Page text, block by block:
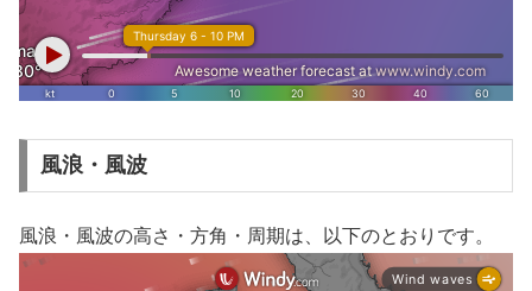
風浪・風波
風浪・風波の高さ・方角・周期は、以下のとおりです。